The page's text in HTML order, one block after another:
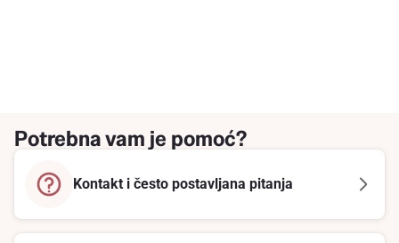
Potrebna vam je pomoć?
Kontakt i često postavljana pitanja